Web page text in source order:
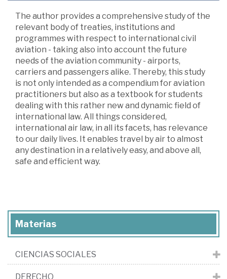
The author provides a comprehensive study of the
relevant body of treaties, institutions and
programmes with respect to international civil
aviation - taking also into account the future
needs of the aviation community - airports,
carriers and passengers alike. Thereby, this study
is not only intended as a compendium for aviation
practitioners but also as a textbook for students
dealing with this rather new and dynamic field of
international law. All things considered,
international air law, in all its facets, has relevance
to our daily lives. It enables travel by air to almost
any destination in a relatively easy, and above all,
safe and efficient way.
Materias
CIENCIAS SOCIALES
DERECHO